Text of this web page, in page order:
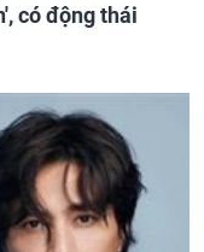
có động thái